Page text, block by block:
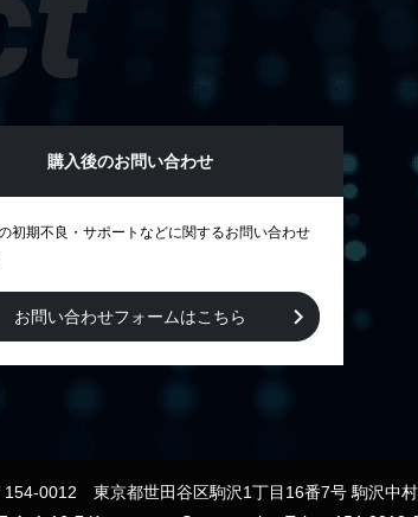
購入後のお問い合わせ
初期不良・サポートなどに関するお問い合わせ
お問い合わせフォームはこちら
154-0012 東京都世田谷区駒沢1丁目16番7号 駒沢中